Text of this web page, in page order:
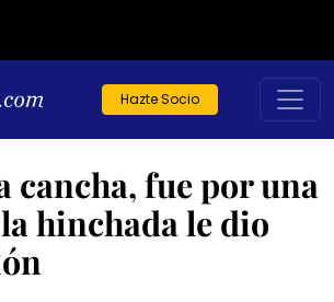
Hazte Socio
cancha, fue por una
hinchada le dio